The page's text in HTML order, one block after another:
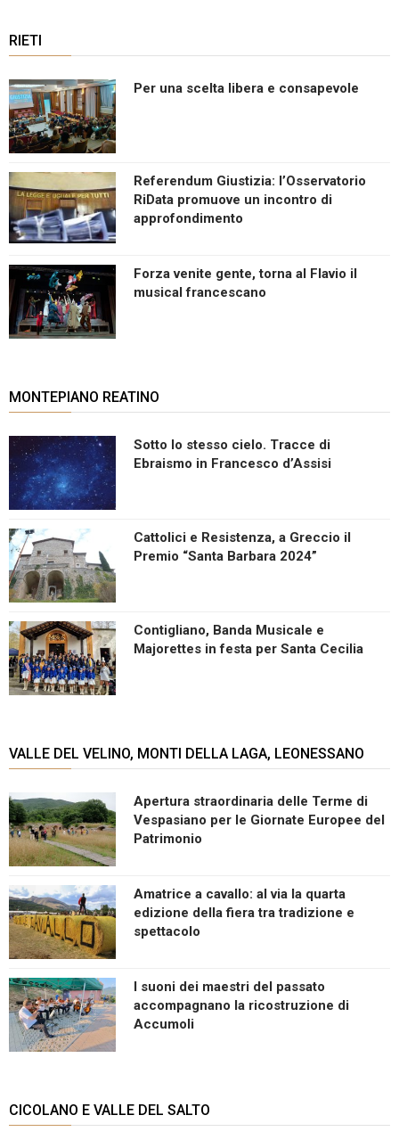
RIETI
Per una scelta libera e consapevole
Referendum Giustizia: l’Osservatorio
RiData promuove un incontro di
approfondimento
Forza venite gente, torna al Flavio il
musical francescano
MONTEPIANO REATINO
Sotto lo stesso cielo. Tracce di
Ebraismo in Francesco d’Assisi
Cattolici e Resistenza, a Greccio il
Premio “Santa Barbara 2024”
Contigliano, Banda Musicale e
Majorettes in festa per Santa Cecilia
VALLE DEL VELINO, MONTI DELLA LAGA, LEONESSANO
Apertura straordinaria delle Terme di
Vespasiano per le Giornate Europee del
Patrimonio
Amatrice a cavallo: al via la quarta
edizione della fiera tra tradizione e
spettacolo
I suoni dei maestri del passato
accompagnano la ricostruzione di
Accumoli
CICOLANO E VALLE DEL SALTO